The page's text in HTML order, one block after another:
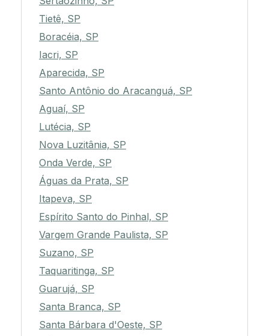
Tietê, SP
Boracéia, SP
Iacri, SP
Aparecida, SP
Santo Antônio do Aracanguá, SP
Aguaí, SP
Lutécia, SP
Nova Luzitânia, SP
Onda Verde, SP
Águas da Prata, SP
Itapeva, SP
Espírito Santo do Pinhal, SP
Vargem Grande Paulista, SP
Suzano, SP
Taquaritinga, SP
Guarujá, SP
Santa Branca, SP
Santa Bárbara d'Oeste, SP